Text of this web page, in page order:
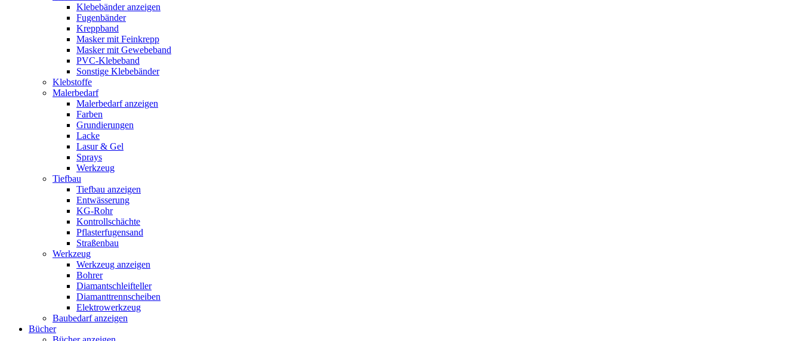
Klebebänder anzeigen
Fugenbänder
Kreppband
Masker mit Feinkrepp
Masker mit Gewebeband
PVC-Klebeband
Sonstige Klebebänder
Klebstoffe
Malerbedarf
Malerbedarf anzeigen
Farben
Grundierungen
Lacke
Lasur & Gel
Sprays
Werkzeug
Tiefbau
Tiefbau anzeigen
Entwässerung
KG-Rohr
Kontrollschächte
Pflasterfugensand
Straßenbau
Werkzeug
Werkzeug anzeigen
Bohrer
Diamantschleifteller
Diamanttrennscheiben
Elektrowerkzeug
Baubedarf anzeigen
Bücher